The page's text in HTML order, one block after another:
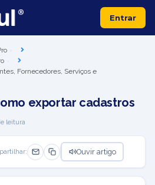
Entrar
Fornecedores, Serviços e
exportar cadastros
leitura
Ouvir artigo